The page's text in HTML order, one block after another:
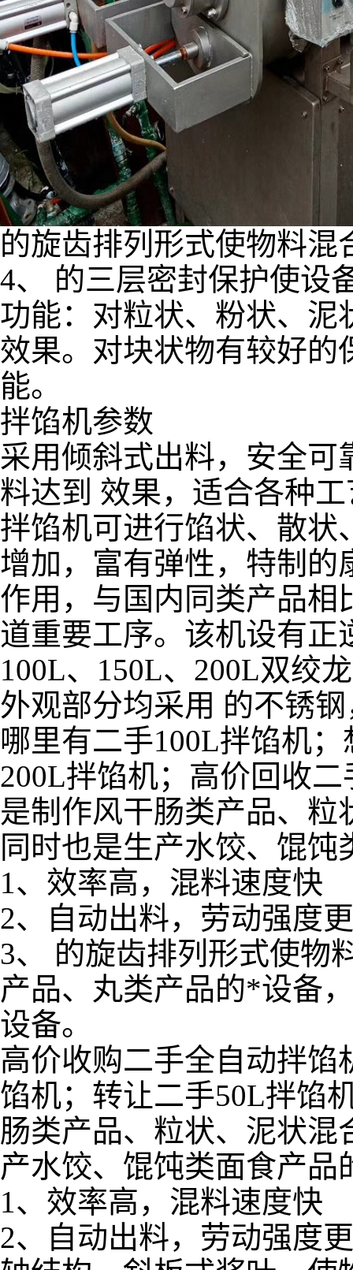
的旋齿排列形式使物料
4、 的三层密封保护使设
功能：对粒状、粉状、泥
效果。对块状物有较好的
能。
拌馅机参数
采用倾斜式出料，安全
料达到 效果，适合各种
拌馅机可进行馅状、散状
增加，富有弹性，特制的
作用，与国内同类产品相
道重要工序。该机设有
100L、150L、200L双绞
外观部分均采用 的不锈
哪里有二手100L拌馅机
200L拌馅机；高价回收
是制作风干肠类产品、
同时也是生产水饺、馄
1、效率高，混料速度快
2、自动出料，劳动强度
3、 的旋齿排列形式使物
产品、丸类产品的*设备
设备。
高价收购二手全自动拌
馅机；转让二手50L拌馅
肠类产品、粒状、泥状
产水饺、馄饨类面食产品
1、效率高，混料速度快
2、自动出料，劳动强度